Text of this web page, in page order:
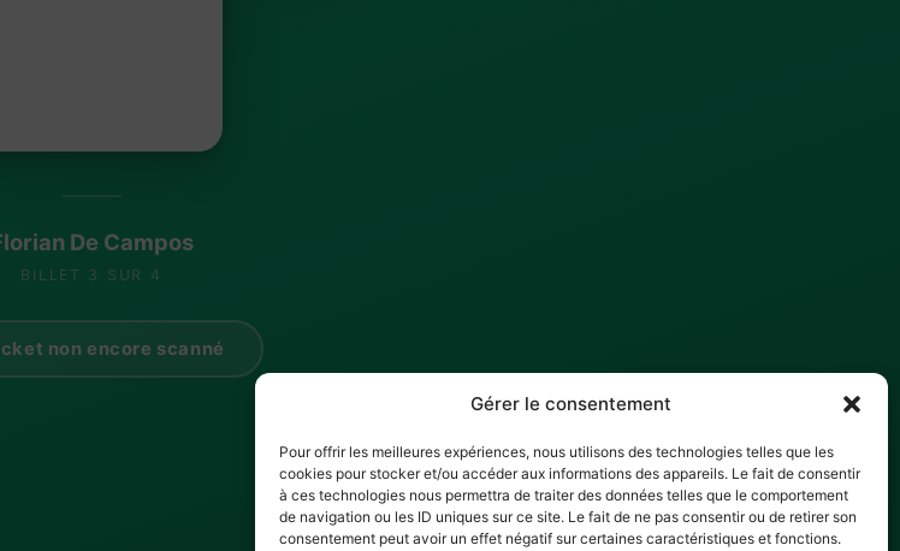
Gérer le consentement
Pour offrir les meilleures expériences, nous utilisons des technologies telles que les
cookies pour stocker et/ou accéder aux informations des appareils. Le fait de consentir
à ces technologies nous permettra de traiter des données telles que le comportement
de navigation ou les ID uniques sur ce site. Le fait de ne pas consentir ou de retirer son
consentement peut avoir un effet négatif sur certaines caractéristiques et fonctions.
De Campos
BILLET 3 SUR 4
non encore scanné